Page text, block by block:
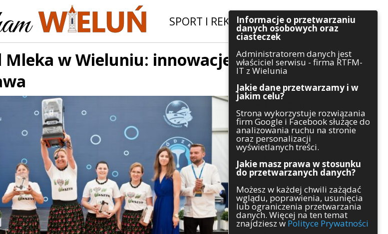
SPORT I REKREACJA|INWESTYCJE
Szukaj
Kategorie
Architektura
Gospodarka
Handel
Komunikaty
Kultura
Polityka
Pozostałe
Psychologia
Rolnictwo
w Wieluniu: innowacje,
Informacje o przetwarzaniu
danych osobowych oraz
ciasteczek
Administratorem danych jest
właściciel serwisu - firma RTFM-
IT z Wielunia
Jakie dane przetwarzamy i w
jakim celu?
Strona wykorzystuje rozwiązania
firm Google i Facebook służące do
analizowania ruchu na stronie
oraz personalizacji
wyświetlanych treści.
Jakie masz prawa w stosunku
do przetwarzanych danych?
Możesz w każdej chwili zażądać
wglądu, poprawienia, usunięcia
lub ograniczenia przetwarzania
danych. Więcej na ten temat
znajdziesz w Polityce Prywatności